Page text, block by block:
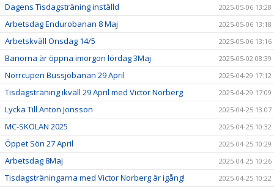
Dagens Tisdagsträning inställd 2025-05-06 13:28
Arbetsdag Endurobanan 8 Maj 2025-05-06 13:18
Arbetskväll Onsdag 14/5 2025-05-06 13:16
Banorna är öppna imorgon lördag 3Maj 2025-05-02 08:39
Norrcupen Bussjöbanan 29 April 2025-04-29 17:12
Tisdagsträning ikväll 29 April med Victor Norberg 2025-04-29 17:09
Lycka Till Anton Jonsson 2025-04-25 13:07
MC-SKOLAN 2025 2025-04-25 10:32
Öppet Sön 27 April 2025-04-25 10:29
Arbetsdag 8Maj 2025-04-25 10:26
Tisdagsträningarna med Victor Norberg är igång! 2025-04-25 10:22